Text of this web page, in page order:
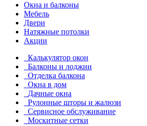
Окна и балконы
Мебель
Двери
Натяжные потолки
Акции
Калькулятор окон
Балконы и лоджии
Отделка балкона
Окна в дом
Дачные окна
Рулонные шторы и жалюзи
Сервисное обслуживание
Москитные сетки